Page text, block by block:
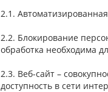
2.1.
2.2. Блокирование
обработка необходима
2.3. Веб-сайт –
доступность в сети